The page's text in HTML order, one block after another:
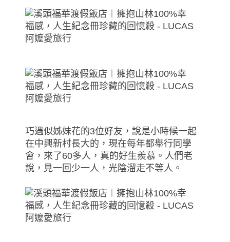
巧遇似姊妹花的3位好友，說是小時候一起
在中興新村長大的，現在每年都舉行同學
會，來了60多人，真的好生羨慕。人們老
說，見一回少一人，光陰溜走不等人。